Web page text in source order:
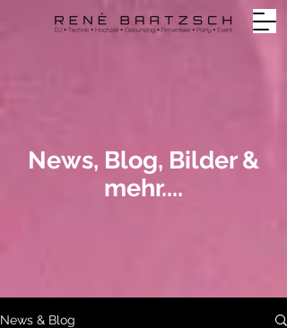
News, Blog, Bilder &
mehr....
News & Blog